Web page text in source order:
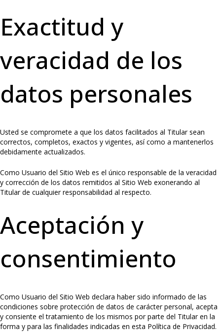
Exactitud y
veracidad de los
datos personales
Usted se compromete a que los datos facilitados al Titular sean
correctos, completos, exactos y vigentes, así como a mantenerlos
debidamente actualizados.
Como Usuario del Sitio Web es el único responsable de la veracidad
y corrección de los datos remitidos al Sitio Web exonerando al
Titular de cualquier responsabilidad al respecto.
Aceptación y
consentimiento
Como Usuario del Sitio Web declara haber sido informado de las
condiciones sobre protección de datos de carácter personal, acepta
y consiente el tratamiento de los mismos por parte del Titular en la
forma y para las finalidades indicadas en esta Política de Privacidad.